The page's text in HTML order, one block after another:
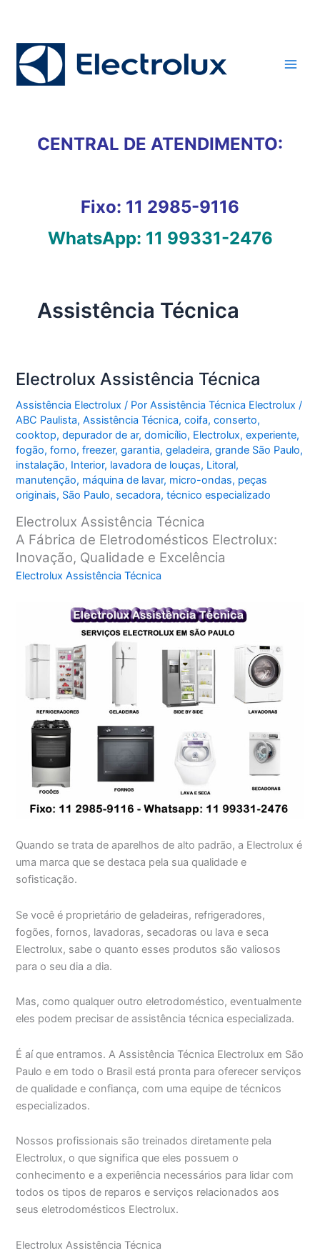
conteúdo
CENTRAL DE ATENDIMENTO:
Fixo: 11 2985-9116
WhatsApp: 11 99331-2476
Assistência Técnica
Electrolux Assistência Técnica
Assistência Electrolux / PorAssistência Técnica Electrolux/
ABC Paulista,Assistência Técnica,coifa,conserto,
cooktop,depurador de ar,domicílio, Electrolux,experiente,
fogão,forno,freezer,garantia,geladeira,grande São Paulo,
instalação, Interior, lavadora de louças, Litoral,
manutenção, máquina de lavar, micro-ondas, peças
originais, São Paulo, secadora,técnico especializado
Electrolux Assistência Técnica
A Fábrica de Eletrodomésticos Electrolux:
Inovação, Qualidade e Excelência
Electrolux Assistência Técnica
Quando se trata de aparelhos de alto padrão, a Electrolux é
uma marca que se destaca pela sua qualidade e
sofisticação.
Se você é proprietário de geladeiras, refrigeradores,
fogões, fornos, lavadoras, secadoras ou lava e seca
Electrolux, sabe o quanto esses produtos são valiosos
para o seu dia a dia.
Mas, como qualquer outro eletrodoméstico, eventualmente
eles podem precisar de assistência técnica especializada.
É aí que entramos. A Assistência Técnica Electrolux em São
Paulo e em todo o Brasil está pronta para oferecer serviços
de qualidade e confiança, com uma equipe de técnicos
especializados.
Nossos profissionais são treinados diretamente pela
Electrolux, o que significa que eles possuem o
conhecimento e a experiência necessários para lidar com
todos os tipos de reparos e serviços relacionados aos
seus eletrodomésticos Electrolux.
Electrolux Assistência Técnica